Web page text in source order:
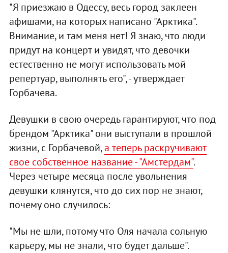
"Я приезжаю в Одессу, весь город заклеен
афишами, на которых написано "Арктика".
Внимание, и там меня нет! Я знаю, что люди
придут на концерт и увидят, что девочки
естественно не могут использовать мой
репертуар, выполнять его", - утверждает
Горбачева.
Девушки в свою очередь гарантируют, что под
брендом "Арктика" они выступали в прошлой
жизни, с Горбачевой,а теперь раскручивают
свое собственное название - "Амстердам".
Через четыре месяца после увольнения
девушки клянутся, что до сих пор не знают,
почему оно случилось:
"Мы не шли, потому что Оля начала сольную
карьеру, мы не знали, что будет дальше".